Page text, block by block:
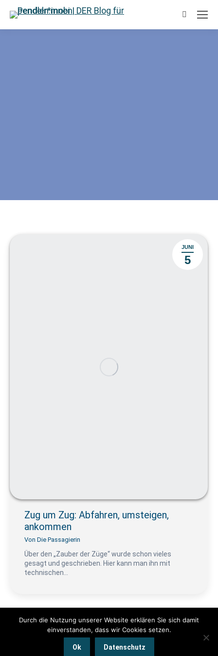
Search:
JUNI
5
Zug um Zug: Abfahren, umsteigen,
ankommen
Von Die Passagierin
Über den „Zauber der Züge“ wurde schon vieles
gesagt und geschrieben. Hier kann man ihn mit
technischen…
© www.pendeln.mobi by Die Passagierin 2025 | Alle Rechte
vorbehalten
Durch die Nutzung unserer Website erklären Sie sich damit
einverstanden, dass wir Cookies setzen.
Ok Datenschutz